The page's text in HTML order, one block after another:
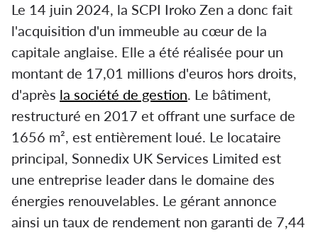
Le 14 juin 2024, la SCPI Iroko Zen a donc fait
l'acquisition d'un immeuble au cœur de la
capitale anglaise. Elle a été réalisée pour un
montant de 17,01 millions d'euros hors droits,
d'après la société de gestion . Le bâtiment,
restructuré en 2017 et offrant une surface de
1656 m², est entièrement loué. Le locataire
principal, Sonnedix UK Services Limited est
une entreprise leader dans le domaine des
énergies renouvelables. Le gérant annonce
ainsi un taux de rendement non garanti de 7,44